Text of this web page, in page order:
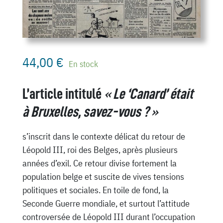
44,00 € En stock
L’article intitulé « Le ‘Canard’ était
à Bruxelles, savez-vous ? »
s’inscrit dans le contexte délicat du retour de
Léopold III, roi des Belges, après plusieurs
années d’exil. Ce retour divise fortement la
population belge et suscite de vives tensions
politiques et sociales. En toile de fond, la
Seconde Guerre mondiale, et surtout l’attitude
controversée de Léopold III durant l’occupation